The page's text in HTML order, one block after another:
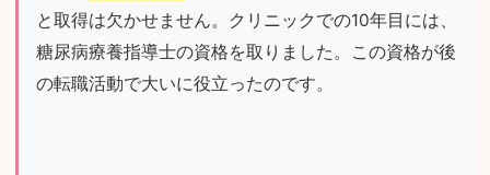
と取得は欠かせません。クリニックでの10年目には、
糖尿病療養指導士の資格を取りました。この資格が後
の転職活動で大いに役立ったのです。